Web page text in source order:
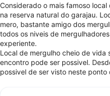
Considerado o mais famoso
na reserva natural do garajau.
mero, bastante amigo dos
todos os niveis de
experiente.
Local de mergulho cheio de
encontro pode ser possivel.
possivel de ser visto neste ponto